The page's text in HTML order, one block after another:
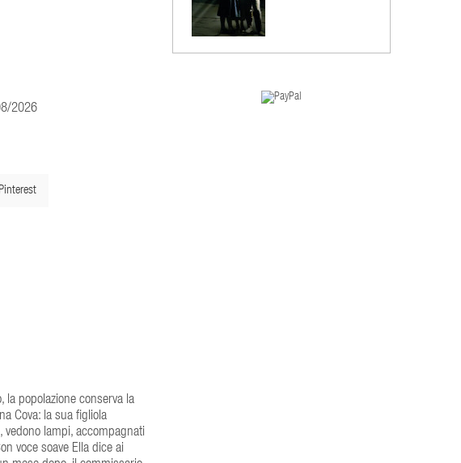
2026
Pinterest
popolazione conserva la
Cova: la sua figliola
lampi, accompagnati
voce soave Ella dice ai